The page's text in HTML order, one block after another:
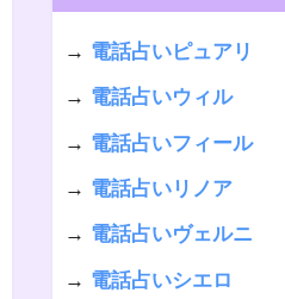
→ 電話占いピュアリ
→ 電話占いウィル
→ 電話占いフィール
→ 電話占いリノア
→ 電話占いヴェルニ
→ 電話占いシエロ